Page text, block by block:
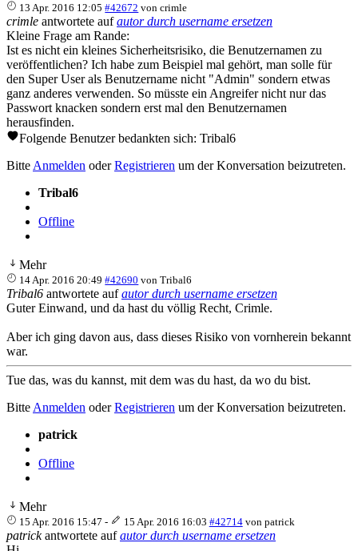
13 Apr. 2016 12:05 #42672 voncrimle
crimle antwortete aufautor durch username ersetzen
Kleine Frage am Rande:
Ist es nicht ein kleines Sicherheitsrisiko, die Benutzernamen zu
veröffentlichen? Ich habe zum Beispiel mal gehört, man solle für
den Super User als Benutzername nicht "Admin" sondern etwas
ganz anderes verwenden. So müsste ein Angreifer nicht nur das
Passwort knacken sondern erst mal den Benutzernamen
herausfinden.
Folgende Benutzer bedankten sich: Tribal6
Bitte Anmelden oderRegistrieren um der Konversation beizutreten.
Tribal6
Offline
Mehr
14 Apr. 2016 20:49 #42690 vonTribal6
Tribal6 antwortete aufautor durch username ersetzen
Guter Einwand, und da hast du völlig Recht, Crimle.
Aber ich ging davon aus, dass dieses Risiko von vornherein bekannt
war.
Tue das, was du kannst, mit dem was du hast, da wo du bist.
Bitte Anmelden oderRegistrieren um der Konversation beizutreten.
patrick
Offline
Mehr
15 Apr. 2016 15:47 - 15 Apr. 2016 16:03 #42714 von patrick
patrickantwortete aufautor durch username ersetzen